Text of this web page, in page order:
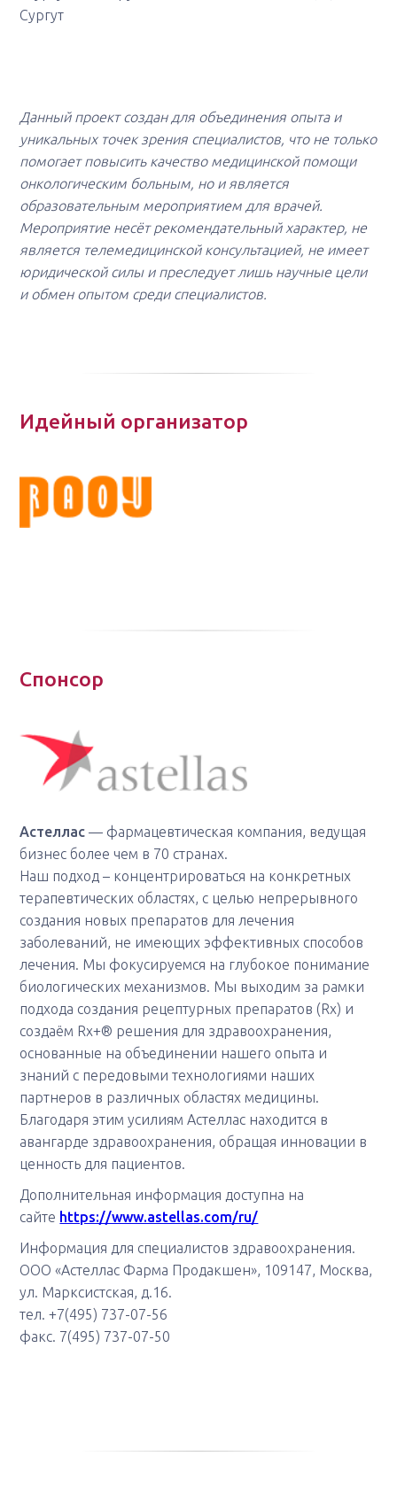
Сургут
Данный проект создан для объединения опыта и
уникальных точек зрения специалистов, что не только
помогает повысить качество медицинской помощи
онкологическим больным, но и является
образовательным мероприятием для врачей.
Мероприятие несёт рекомендательный характер, не
является телемедицинской консультацией, не имеет
юридической силы и преследует лишь научные цели
и обмен опытом среди специалистов.
Идейный организатор
Спонсор
Астеллас — фармацевтическая компания, ведущая
бизнес более чем в 70 странах.
Наш подход – концентрироваться на конкретных
терапевтических областях, с целью непрерывного
создания новых препаратов для лечения
заболеваний, не имеющих эффективных способов
лечения. Мы фокусируемся на глубокое понимание
биологических механизмов. Мы выходим за рамки
подхода создания рецептурных препаратов (Rx) и
создаём Rx+® решения для здравоохранения,
основанные на объединении нашего опыта и
знаний с передовыми технологиями наших
партнеров в различных областях медицины.
Благодаря этим усилиям Астеллас находится в
авангарде здравоохранения, обращая инновации в
ценность для пациентов.
Дополнительная информация доступна на
сайте https://www.astellas.com/ru/
Информация для специалистов здравоохранения.
ООО «Астеллас Фарма Продакшен», 109147, Москва,
ул. Марксистская, д.16.
тел. +7(495) 737-07-56
факс. 7(495) 737-07-50